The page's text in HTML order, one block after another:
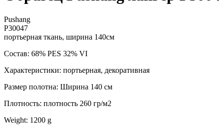
Pushang
P30047
портьерная ткань, ширина 140см
Состав: 68% PES 32% VI
Характеристики: портьерная, декоративная
Размер полотна: Ширина 140 см
Плотность: плотность 260 гр/м2
Weight: 1200 g